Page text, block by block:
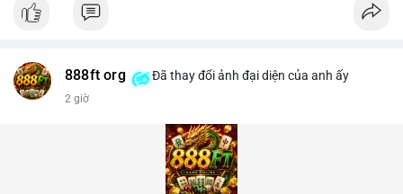
888ft org Đã thay đổi ảnh đại diện của anh ấy
2 giờ